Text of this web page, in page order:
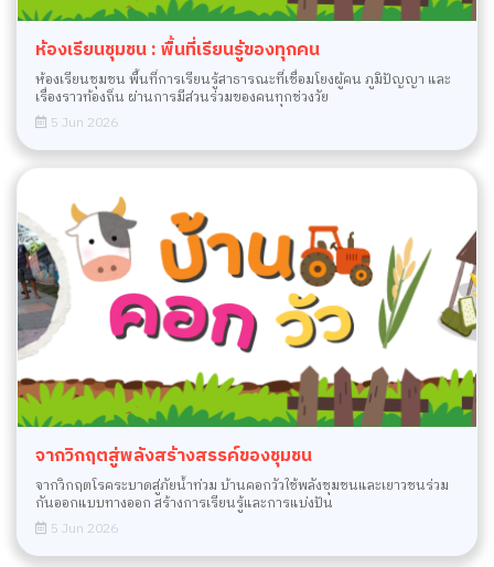
ห้องเรียนชุมชน : พื้นที่เรียนรู้ของทุกคน
ห้องเรียนชุมชน พื้นที่การเรียนรู้สาธารณะที่เชื่อมโยงผู้คน ภูมิปัญญา และ
เรื่องราวท้องถิ่น ผ่านการมีส่วนร่วมของคนทุกช่วงวัย
5 Jun 2026
จากวิกฤตสู่พลังสร้างสรรค์ของชุมชน
จากวิกฤตโรคระบาดสู่ภัยน้ำท่วม บ้านคอกวัวใช้พลังชุมชนและเยาวชนร่วม
กันออกแบบทางออก สร้างการเรียนรู้และการแบ่งปัน
5 Jun 2026